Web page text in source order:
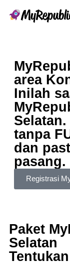
area
Inilah
tanpa
dan
pasang.
Registrasi
Paket
Selatan